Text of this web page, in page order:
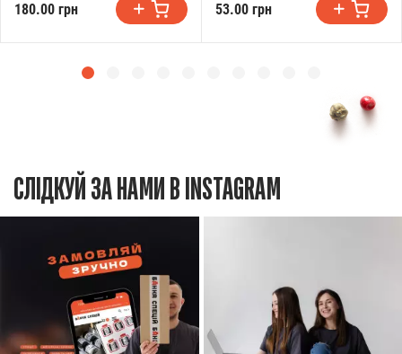
180.00 грн 53.00 грн
СЛІДКУЙ ЗА НАМИ В INSTAGRAM